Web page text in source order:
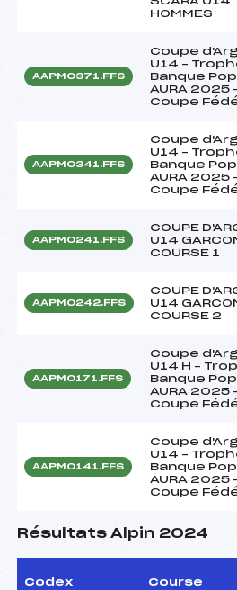
HOMMES
AAPM0371.FFS
Coupe
U14 –
Banque
AURA 2025
Coupe
AAPM0341.FFS
Coupe
U14 –
Banque
AURA 2025
Coupe
AAPM0241.FFS
COUPE
U14
COURSE 1
AAPM0242.FFS
COUPE
U14
COURSE 2
AAPM0171.FFS
Coupe
U14 H –
Banque
AURA 2025
Coupe
AAPM0141.FFS
Coupe
U14 –
Banque
AURA 2025
Coupe
Résultats Alpin 2024
Codex Course